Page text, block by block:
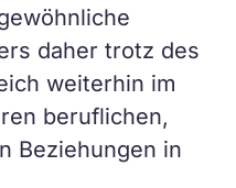
daher trotz des
weiterhin im
beruflichen,
Beziehungen in